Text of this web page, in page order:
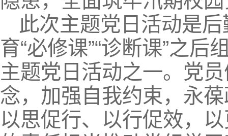
此次主题党日活动是
育“必修课”“诊断课”之后
主题党日活动之一。党
念，加强自我约束，永
以思促行、以行促效，